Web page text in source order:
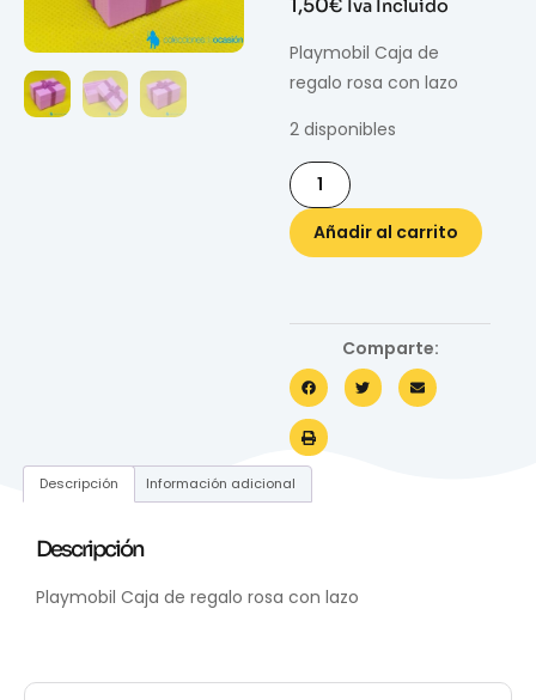
1,50€ Iva Incluido
Playmobil Caja de
regalo rosa con lazo
2 disponibles
Añadir al carrito
Comparte:
Descripción Información adicional
Descripción
Playmobil Caja de regalo rosa con lazo